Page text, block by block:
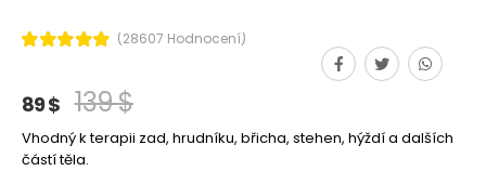
(28607 Hodnocení)
89 $ 139 $
Vhodný k terapii zad, hrudníku, břicha, stehen, hýždí a dalších
částí těla.